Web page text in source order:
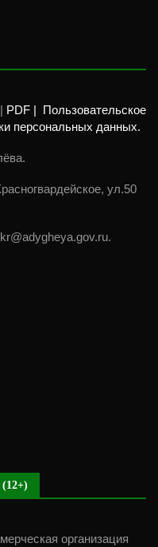
PDF |
Пользовательское
персональных данных.
ул.50
организация